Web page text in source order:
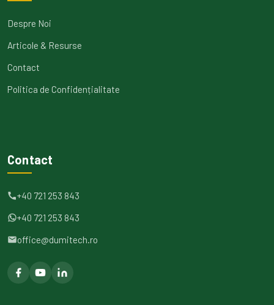
Despre Noi
Articole & Resurse
Contact
Politica de Confidențialitate
Contact
+40 721 253 843
+40 721 253 843
office@dumitech.ro